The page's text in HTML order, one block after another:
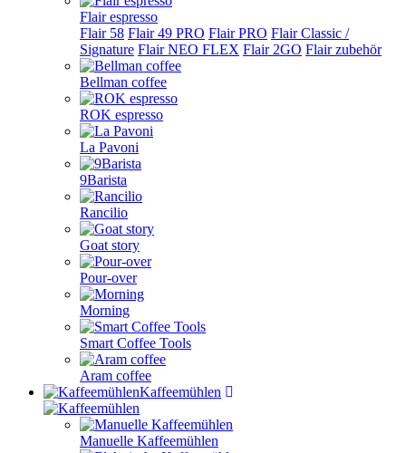
Flair espresso
Flair 58 Flair 49 PRO Flair PRO Flair Classic /
Signature Flair NEO FLEX Flair 2GO Flair zubehör
Bellman coffee
ROK espresso
La Pavoni
9Barista
Rancilio
Goat story
Pour-over
Morning
Smart Coffee Tools
Aram coffee
Kaffeemühlen
Manuelle Kaffeemühlen